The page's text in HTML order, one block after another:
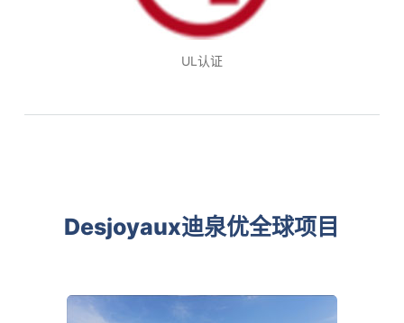
UL认证
Desjoyaux迪泉优全球项目